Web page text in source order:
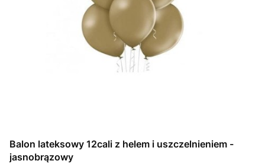
Balon lateksowy 12cali z helem i uszczelnieniem -
jasnobrązowy